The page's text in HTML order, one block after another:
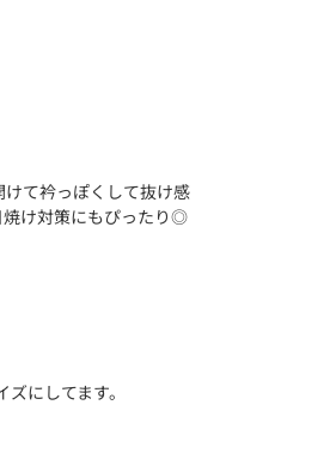
て衿っぽくして抜け感
焼け対策にもぴったり◎
にしてます。